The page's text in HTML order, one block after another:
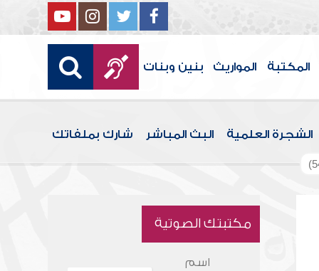
المكتبة المواريث بنين وبنات
الشجرة العلمية البث المباشر شارك بملفاتك
مكتبتك الصوتية
اسم